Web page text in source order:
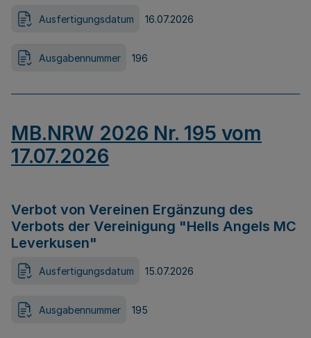
Ausfertigungsdatum 16.07.2026
Ausgabennummer 196
MB.NRW 2026 Nr. 195 vom
17.07.2026
Verbot von Vereinen Ergänzung des
Verbots der Vereinigung "Hells Angels MC
Leverkusen"
Ausfertigungsdatum 15.07.2026
Ausgabennummer 195